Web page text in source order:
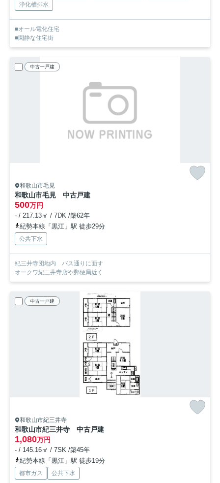
浄化槽排水
■オール電化住宅
■閑静な住宅街
中古一戸建
和歌山市毛見
和歌山市毛見 中古戸建
500万円
- / 217.13㎡ / 7DK /築62年
紀勢本線「黒江」駅 徒歩29分
公共下水
紀三井寺団地内 バス通りに面す
オークワ紀三井寺店や郵便局近く
中古一戸建
和歌山市紀三井寺
和歌山市紀三井寺 中古戸建
1,080万円
- / 145.16㎡ / 7SK /築45年
紀勢本線「黒江」駅 徒歩19分
都市ガス 公共下水